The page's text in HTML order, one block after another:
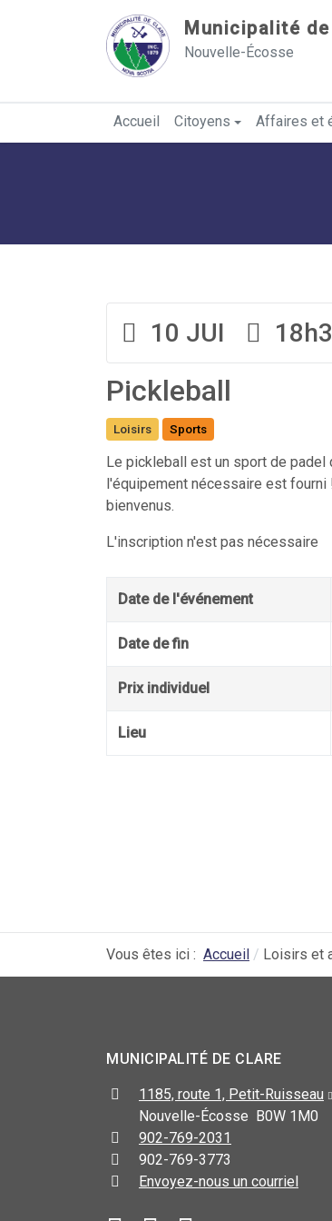
Municipalité
Nouvelle-Écosse
Accueil Citoyens Affaires et
10 JUI
Pickleball
Loisirs Sports
Le pickleball est un sport de padel
l'équipement nécessaire est
bienvenus.
L'inscription n'est pas nécessaire
Date de l'événement
Date de fin
Prix individuel
Lieu
Vous êtes ici : Accueil Loisirs et
MUNICIPALITÉ DE CLARE
1185, route 1, Petit-Ruisseau
Nouvelle-Écosse B0W 1M0
902-769-2031
902-769-3773
Envoyez-nous un courriel